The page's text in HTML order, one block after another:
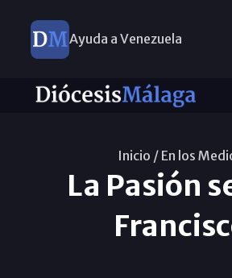
Ayuda a Venezuela
Inicio / En los
La Pasión